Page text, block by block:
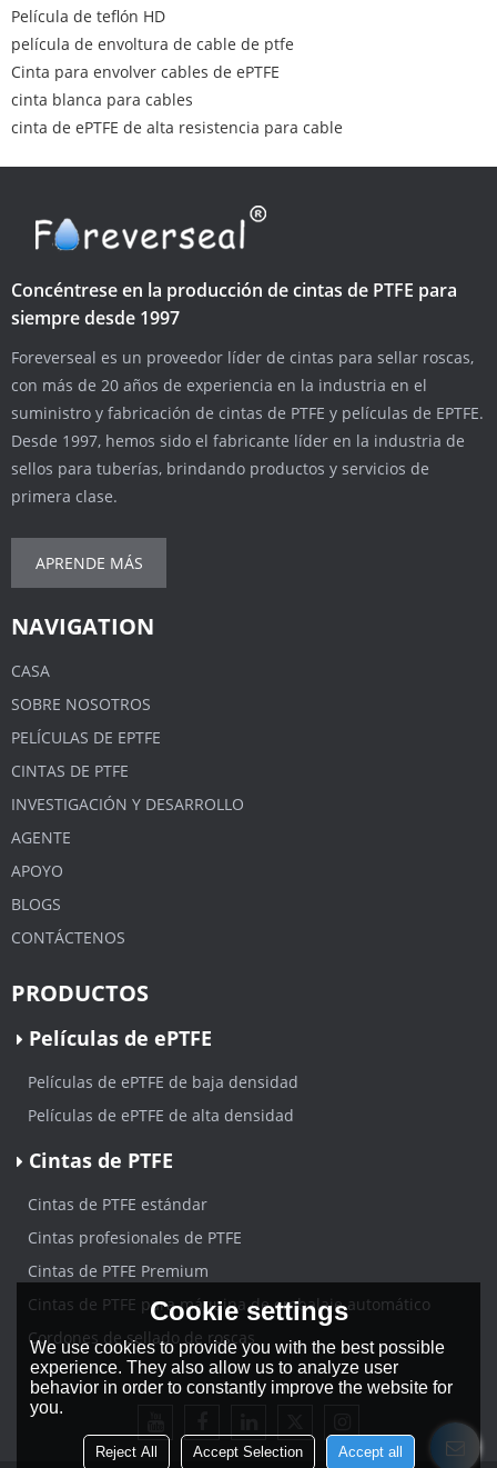
Película de teflón HD
película de envoltura de cable de ptfe
Cinta para envolver cables de ePTFE
cinta blanca para cables
cinta de ePTFE de alta resistencia para cable
Concéntrese en la producción de cintas de PTFE para
siempre desde 1997
Foreverseal es un proveedor líder de cintas para sellar roscas,
con más de 20 años de experiencia en la industria en el
suministro y fabricación de cintas de PTFE y películas de EPTFE.
Desde 1997, hemos sido el fabricante líder en la industria de
sellos para tuberías, brindando productos y servicios de
primera clase.
APRENDE MÁS
NAVIGATION
CASA
SOBRE NOSOTROS
PELÍCULAS DE EPTFE
CINTAS DE PTFE
INVESTIGACIÓN Y DESARROLLO
AGENTE
APOYO
BLOGS
CONTÁCTENOS
PRODUCTOS
Películas de ePTFE
Películas de ePTFE de baja densidad
Películas de ePTFE de alta densidad
Cintas de PTFE
Cintas de PTFE estándar
Cintas profesionales de PTFE
Cintas de PTFE Premium
Cintas de PTFE para máquina de embalaje automático
Cordones de sellado de roscas
Cookie settings
We use cookies to provide you with the best possible
experience. They also allow us to analyze user
behavior in order to constantly improve the website for
you.
Reject All Accept Selection Accept all